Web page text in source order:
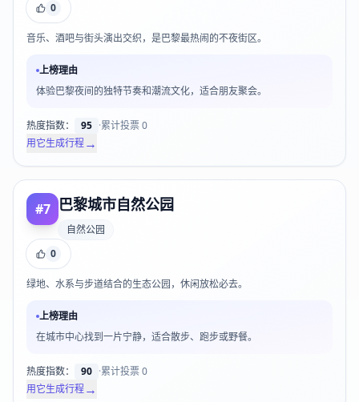
0
音乐、酒吧与街头演出交织，是巴黎最热闹的不夜街区。
上榜理由
体验巴黎夜间的独特节奏和潮流文化，适合朋友聚会。
热度指数： 95 ·累计投票0
用它生成行程→
#7 巴黎城市自然公园
自然公园
0
绿地、水系与步道结合的生态公园，休闲放松必去。
上榜理由
在城市中心找到一片宁静，适合散步、跑步或野餐。
热度指数： 90 ·累计投票0
用它生成行程→